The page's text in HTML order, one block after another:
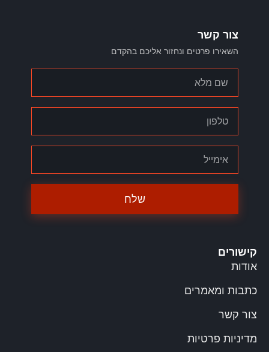
צור קשר
השאירו פרטים ונחזור אליכם בהקדם
שלח
קישורים
אודות
כתבות ומאמרים
צור קשר
מדיניות פרטיות